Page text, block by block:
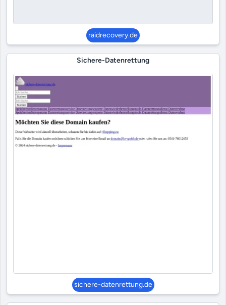
raidrecovery.de
Sichere-Datenrettung
sichere-datenrettung.de